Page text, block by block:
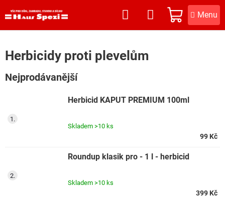
na
NÁKUPNÍ
KOŠÍK
Herbicidy proti plevelům
Nejprodávanější
Herbicid KAPUT PREMIUM 100ml
Skladem >10 ks
99 Kč
Roundup klasik pro - 1 l - herbicid
Skladem >10 ks
399 Kč